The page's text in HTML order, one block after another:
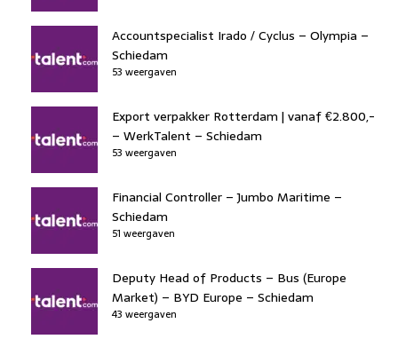
Accountspecialist Irado / Cyclus – Olympia –
Schiedam
53 weergaven
Export verpakker Rotterdam | vanaf €2.800,-
– WerkTalent – Schiedam
53 weergaven
Financial Controller – Jumbo Maritime –
Schiedam
51 weergaven
Deputy Head of Products – Bus (Europe
Market) – BYD Europe – Schiedam
43 weergaven